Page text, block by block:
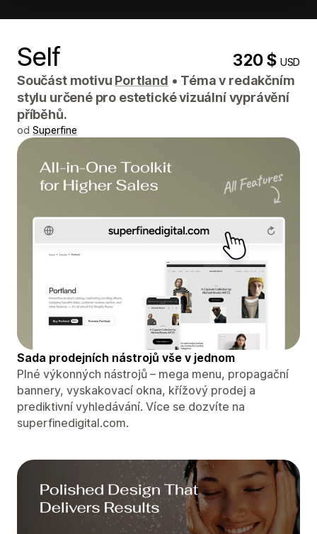
Self 320 $USD
Součást motivu Portland • Téma v redakčním
stylu určené pro estetické vizuální vyprávění
příběhů.
od Superfine
Sada prodejních nástrojů vše v jednom
Plné výkonných nástrojů – mega menu, propagační
bannery, vyskakovací okna, křížový prodej a
prediktivní vyhledávání. Více se dozvíte na
superfinedigital.com.